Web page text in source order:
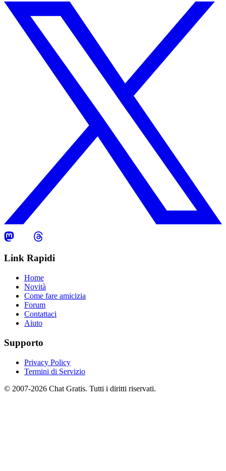
Link Rapidi
Home
Novità
Come fare amicizia
Forum
Contattaci
Aiuto
Supporto
Privacy Policy
Termini di Servizio
© 2007-2026 Chat Gratis. Tutti i diritti riservati.